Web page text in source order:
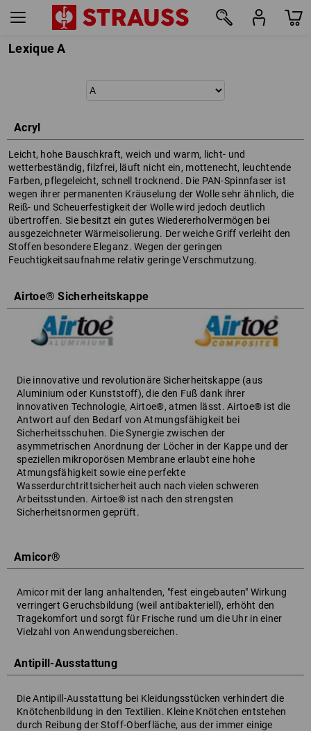
Lexique A
Acryl
Leicht, hohe Bauschkraft, weich und warm, licht- und
wetterbeständig, filzfrei, läuft nicht ein, mottenecht, leuchtende
Farben, pflegeleicht, schnell trocknend. Die PAN-Spinnfaser ist
wegen ihrer permanenten Kräuselung der Wolle sehr ähnlich, die
Reiß- und Scheuerfestigkeit der Wolle wird jedoch deutlich
übertroffen. Sie besitzt ein gutes Wiedererholvermögen bei
ausgezeichneter Wärmeisolierung. Der weiche Griff verleiht den
Stoffen besondere Eleganz. Wegen der geringen
Feuchtigkeitsaufnahme relativ geringe Verschmutzung.
Airtoe® Sicherheitskappe
Die innovative und revolutionäre Sicherheitskappe (aus
Aluminium oder Kunststoff), die den Fuß dank ihrer
innovativen Technologie, Airtoe®, atmen lässt. Airtoe® ist die
Antwort auf den Bedarf von Atmungsfähigkeit bei
Sicherheitsschuhen. Die Synergie zwischen der
asymmetrischen Anordnung der Löcher in der Kappe und der
speziellen mikroporösen Membrane erlaubt eine hohe
Atmungsfähigkeit sowie eine perfekte
Wasserdurchtrittsicherheit auch nach vielen schweren
Arbeitsstunden. Airtoe® ist nach den strengsten
Sicherheitsnormen geprüft.
Amicor®
Amicor mit der lang anhaltenden, "fest eingebauten" Wirkung
verringert Geruchsbildung (weil antibakteriell), erhöht den
Tragekomfort und sorgt für Frische rund um die Uhr in einer
Vielzahl von Anwendungsbereichen.
Antipill-Ausstattung
Die Antipill-Ausstattung bei Kleidungsstücken verhindert die
Knötchenbildung in den Textilien. Kleine Knötchen entstehen
durch Reibung der Stoff-Oberfläche, aus der immer einige